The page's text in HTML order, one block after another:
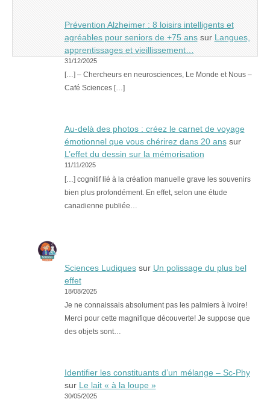
Prévention Alzheimer : 8 loisirs intelligents et
agréables pour seniors de +75 anssur Langues,
apprentissages et vieillissement…
31/12/2025
[…] – Chercheurs en neurosciences, Le Monde et Nous –
Café Sciences […]
Au-delà des photos : créez le carnet de voyage
émotionnel que vous chérirez dans 20 anssur
L’effet du dessin sur la mémorisation
11/11/2025
[…] cognitif lié à la création manuelle grave les souvenirs
bien plus profondément. En effet, selon une étude
canadienne publiée…
Sciences Ludiquessur Un polissage du plus bel
effet
18/08/2025
Je ne connaissais absolument pas les palmiers à ivoire!
Merci pour cette magnifique découverte! Je suppose que
des objets sont…
Identifier les constituants d’un mélange – Sc-Phy
sur Le lait « à la loupe »
30/05/2025